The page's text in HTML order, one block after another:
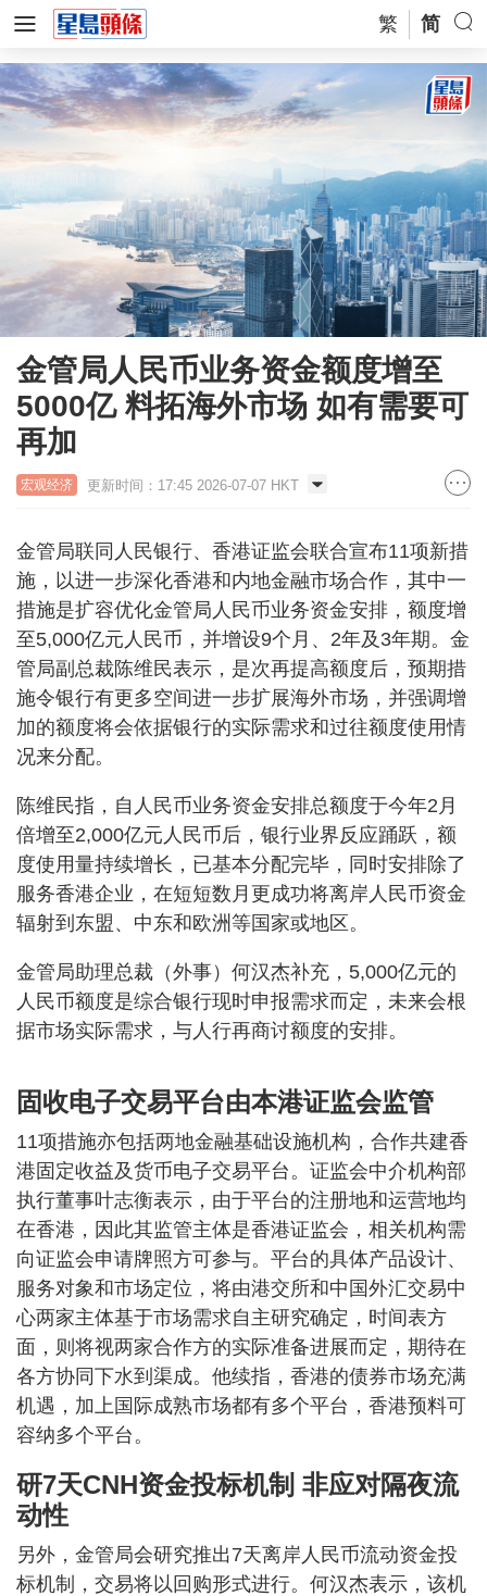
繁 简
金管局人民币业务资金额度增至
5000亿 料拓海外市场 如有需要可
再加
宏观经济 更新时间：17:45 2026-07-07 HKT
金管局联同人民银行、香港证监会联合宣布11项新措
施，以进一步深化香港和内地金融市场合作，其中一
措施是扩容优化金管局人民币业务资金安排，额度增
至5,000亿元人民币，并增设9个月、2年及3年期。金
管局副总裁陈维民表示，是次再提高额度后，预期措
施令银行有更多空间进一步扩展海外市场，并强调增
加的额度将会依据银行的实际需求和过往额度使用情
况来分配。
陈维民指，自人民币业务资金安排总额度于今年2月
倍增至2,000亿元人民币后，银行业界反应踊跃，额
度使用量持续增长，已基本分配完毕，同时安排除了
服务香港企业，在短短数月更成功将离岸人民币资金
辐射到东盟、中东和欧洲等国家或地区。
金管局助理总裁（外事）何汉杰补充，5,000亿元的
人民币额度是综合银行现时申报需求而定，未来会根
据市场实际需求，与人行再商讨额度的安排。
固收电子交易平台由本港证监会监管
11项措施亦包括两地金融基础设施机构，合作共建香
港固定收益及货币电子交易平台。证监会中介机构部
执行董事叶志衡表示，由于平台的注册地和运营地均
在香港，因此其监管主体是香港证监会，相关机构需
向证监会申请牌照方可参与。平台的具体产品设计、
服务对象和市场定位，将由港交所和中国外汇交易中
心两家主体基于市场需求自主研究确定，时间表方
面，则将视两家合作方的实际准备进展而定，期待在
各方协同下水到渠成。他续指，香港的债券市场充满
机遇，加上国际成熟市场都有多个平台，香港预料可
容纳多个平台。
研7天CNH资金投标机制 非应对隔夜流
动性
另外，金管局会研究推出7天离岸人民币流动资金投
标机制， 交易将以回购形式进行。何汉杰表示，该机